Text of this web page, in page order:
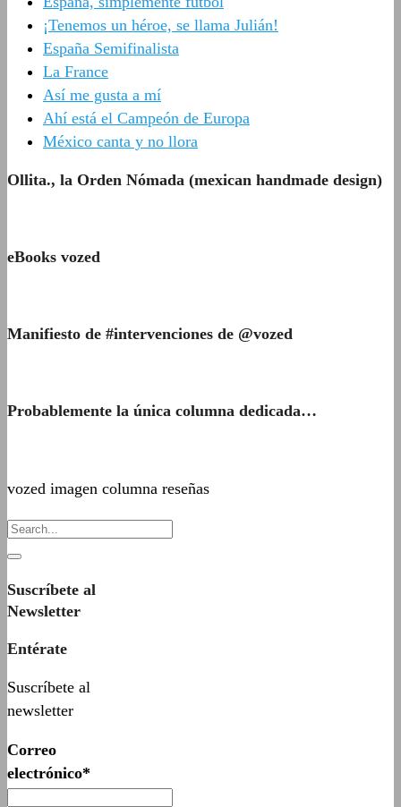
¡Tenemos un héroe, se llama Julián!
España Semifinalista
La France
Así me gusta a mí
Ahí está el Campeón de Europa
México canta y no llora
Ollita., la Orden Nómada (mexican handmade design)
eBooks vozed
Manifiesto de #intervenciones de @vozed
Probablemente la única columna dedicada…
vozed imagen columna reseñas
Suscríbete al
Newsletter
Entérate
Suscríbete al
newsletter
Correo
electrónico*